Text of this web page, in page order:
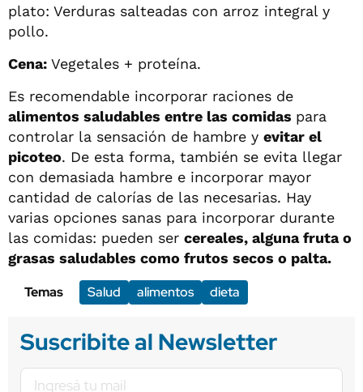
plato: Verduras salteadas con arroz integral y
pollo.
Cena: Vegetales + proteína.
Es recomendable incorporar raciones de
alimentos saludables entre las comidas para
controlar la sensación de hambre y evitar el
picoteo. De esta forma, también se evita llegar
con demasiada hambre e incorporar mayor
cantidad de calorías de las necesarias. Hay
varias opciones sanas para incorporar durante
las comidas: pueden ser cereales, alguna fruta o
grasas saludables como frutos secos o palta.
Temas
Salud alimentos dieta
Suscribite al Newsletter